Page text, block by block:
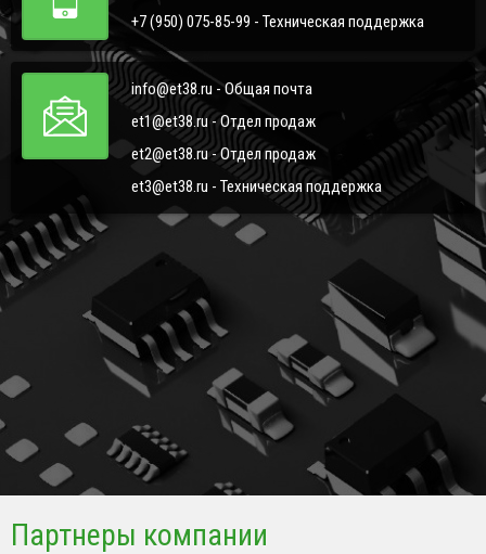
+7 (950) 075-85-99 - Техническая поддержка
info@et38.ru - Общая почта
et1@et38.ru - Отдел продаж
et2@et38.ru - Отдел продаж
et3@et38.ru - Техническая поддержка
Партнеры компании